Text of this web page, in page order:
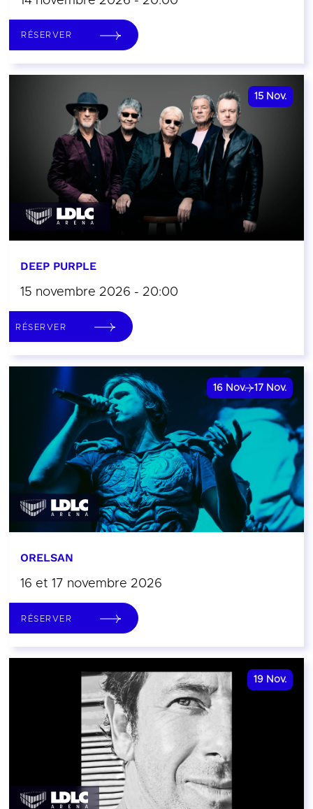
RÉSERVER
15 Nov.
DEEP PURPLE
15 novembre 2026 - 20:00
RÉSERVER
16 Nov. 17 Nov.
ORELSAN
16 et 17 novembre 2026
RÉSERVER
19 Nov.